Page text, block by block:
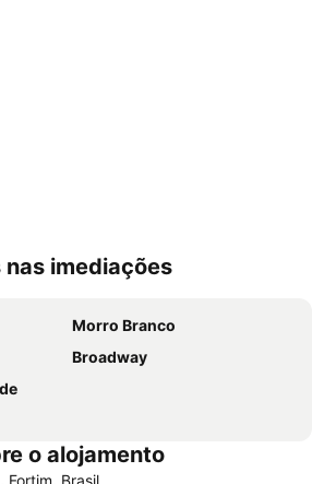
imediações
Morro Branco
Broadway
o alojamento
Fortim, Brasil